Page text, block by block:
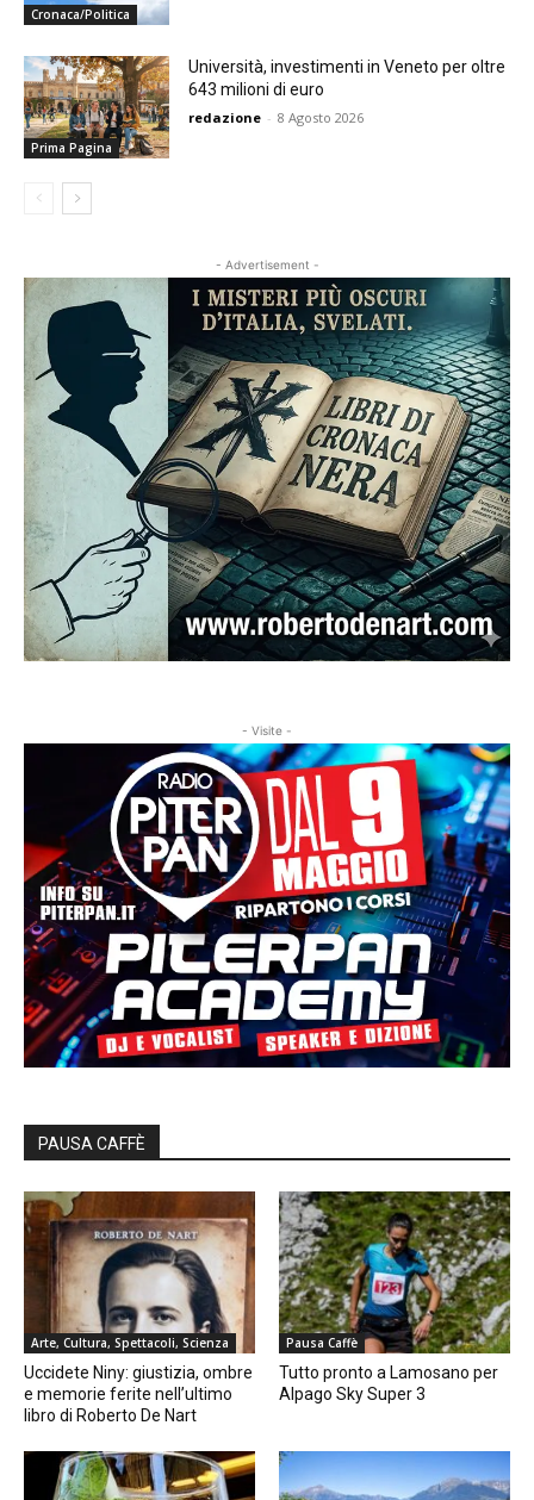
Cronaca/Politica
Prima Pagina
Università, investimenti in Veneto per oltre
643 milioni di euro
redazione - 8 Agosto 2026
- Advertisement -
- Visite -
PAUSA CAFFÈ
Arte, Cultura, Spettacoli, Scienza
Uccidete Niny: giustizia, ombre
e memorie ferite nell’ultimo
libro di Roberto De Nart
Pausa Caffè
Tutto pronto a Lamosano per
Alpago Sky Super 3